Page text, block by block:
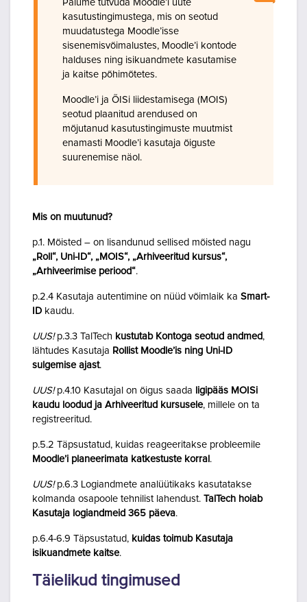
Palume tutvuda Moodle’i uute
kasutustingimustega, mis on seotud
muudatustega Moodle’isse
sisenemisvõimalustes, Moodle’i kontode
halduses ning isikuandmete kasutamise
ja kaitse põhimõtetes.
Moodle’i ja ÕISi liidestamisega (MOIS)
seotud plaanitud arendused on
mõjutanud kasutustingimuste muutmist
enamasti Moodle’i kasutaja õiguste
suurenemise näol.
Mis on muutunud?
p.1. Mõisted – on lisandunud sellised mõisted nagu
„Roll“, Uni-ID“, „MOIS“, „Arhiveeritud kursus“,
„Arhiveerimise periood“.
p.2.4 Kasutaja autentimine on nüüd võimlaik ka Smart-
ID kaudu.
UUS!p.3.3 TalTech kustutab Kontoga seotud andmed,
lähtudes Kasutaja Rollist Moodle’is ning Uni-ID
sulgemise ajast.
UUS!p.4.10 Kasutajal on õigus saada ligipääs MOISi
kaudu loodud ja Arhiveeritud kursusele, millele on ta
registreeritud.
p.5.2 Täpsustatud, kuidas reageeritakse probleemile
Moodle’i planeerimata katkestuste korral .
UUS!p.6.3 Logiandmete analüütikaks kasutatakse
kolmanda osapoole tehnilist lahendust. TalTech hoiab
Kasutaja logiandmeid 365 päeva.
p.6.4-6.9 Täpsustatud, kuidas toimub Kasutaja
isikuandmete kaitse.
Täielikud tingimused